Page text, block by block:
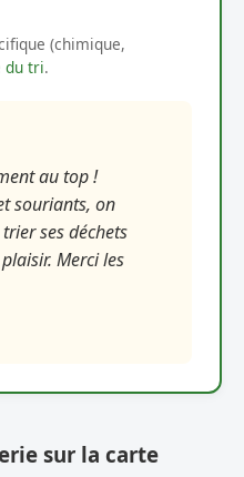
(chimique,
du tri.
au top !
souriants, on
ses déchets
Merci les
sur la carte